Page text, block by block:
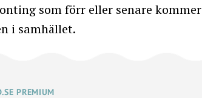
som förr eller senare kommer
i samhället.
PREMIUM